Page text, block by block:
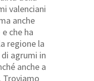
valenciani
anche
che ha
regione la
agrumi in
anche a
Troviamo